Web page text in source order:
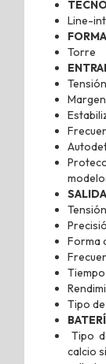
Line-
Torre
SALIDA
Forma
Tipo
Tipo
calcio